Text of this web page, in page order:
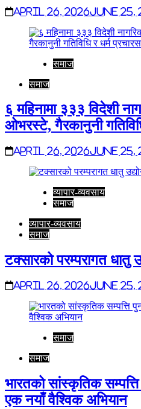
April 26, 2026June 25,
समाज
समाज
६ महिनामा ३३३ विदेशी
ओभरस्टे, गैरकानुनी
April 26, 2026June 25,
व्यापार-व्यवसाय
समाज
व्यापार-व्यवसाय
समाज
टक्सारको परम्परागत धातु
April 26, 2026June 25,
समाज
समाज
भारतको सांस्कृतिक
एक नयाँ वैश्विक अभियान